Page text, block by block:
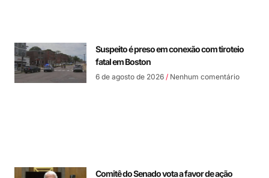
Suspeito é preso em conexão com tiroteio
fatal em Boston
6 de agosto de 2026 Nenhum comentário
Comitê do Senado vota a favor de ação